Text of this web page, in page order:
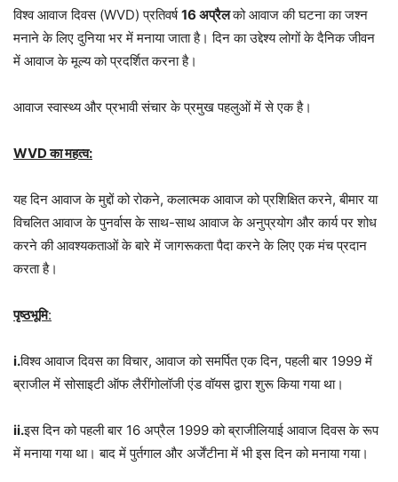
विश्व आवाज दिवस (WVD) प्रतिवर्ष16 अप्रैलको आवाज की घटना का जश्न
मनाने के लिए दुनिया भर में मनाया जाता है। दिन का उद्देश्य लोगों के दैनिक जीवन
में आवाज के मूल्य को प्रदर्शित करना है।
आवाज स्वास्थ्य और प्रभावी संचार के प्रमुख पहलुओं में से एक है।
WVD का महत्व:
यह दिन आवाज के मुद्दों को रोकने, कलात्मक आवाज को प्रशिक्षित करने, बीमार या
विचलित आवाज के पुनर्वास के साथ-साथ आवाज के अनुप्रयोग और कार्य पर शोध
करने की आवश्यकताओं के बारे में जागरूकता पैदा करने के लिए एक मंच प्रदान
करता है।
पृष्ठभूमि:
i.विश्व आवाज दिवस का विचार, आवाज को समर्पित एक दिन, पहली बार 1999 में
ब्राजील में सोसाइटी ऑफ लैरींगोलॉजी एंड वॉयस द्वारा शुरू किया गया था।
ii.इस दिन को पहली बार 16 अप्रैल 1999 को ब्राजीलियाई आवाज दिवस के रूप
में मनाया गया था। बाद में पुर्तगाल और अर्जेंटीना में भी इस दिन को मनाया गया।